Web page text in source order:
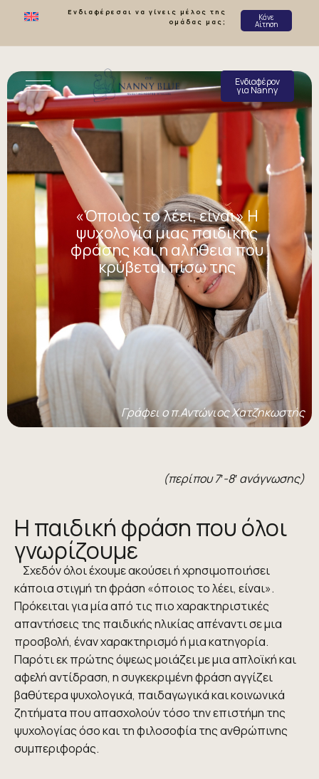
Ενδιαφέρεσαι να γίνεις μέλος της
ομάδας μας;
Κάνε
Αίτηση
Ενδιαφέρον
για Nanny
«Όποιος το λέει, είναι» Η
ψυχολογία μιας παιδικής
φράσης και η αλήθεια που
κρύβεται πίσω της
Γράφει ο π.Αντώνιος Χατζηκωστής
(περίπου 7′-8′ ανάγνωσης)
Η παιδική φράση που όλοι
γνωρίζουμε
Σχεδόν όλοι έχουμε ακούσει ή χρησιμοποιήσει
κάποια στιγμή τη φράση «όποιος το λέει, είναι».
Πρόκειται για μία από τις πιο χαρακτηριστικές
απαντήσεις της παιδικής ηλικίας απέναντι σε μια
προσβολή, έναν χαρακτηρισμό ή μια κατηγορία.
Παρότι εκ πρώτης όψεως μοιάζει με μια απλοϊκή και
αφελή αντίδραση, η συγκεκριμένη φράση αγγίζει
βαθύτερα ψυχολογικά, παιδαγωγικά και κοινωνικά
ζητήματα που απασχολούν τόσο την επιστήμη της
ψυχολογίας όσο και τη φιλοσοφία της ανθρώπινης
συμπεριφοράς.